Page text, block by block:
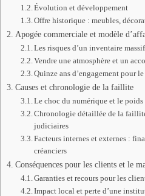
Évolution et développement
Offre historique : meubles,
Apogée commerciale et modèle
Les risques d’un inventaire
Vendre une atmosphère et un
Quinze ans d’engagement pour
Causes et chronologie de la faillite
Le choc du numérique et le poids
Chronologie détaillée de la
judiciaires
Facteurs internes et externes :
créanciers
Conséquences pour les clients et le
Garanties et recours pour les
Impact local et perte d’une